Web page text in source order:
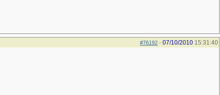
#76192 - 07/10/2010 15:31:40